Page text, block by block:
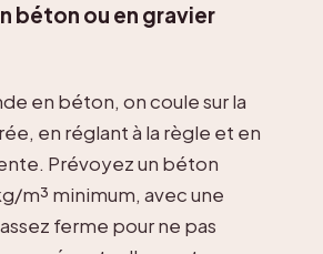
béton ou en gravier
en béton, on coule sur la
en réglant à la règle et en
Prévoyez un béton
m³ minimum, avec une
ferme pour ne pas